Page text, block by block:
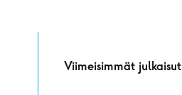
Viimeisimmät julkaisut